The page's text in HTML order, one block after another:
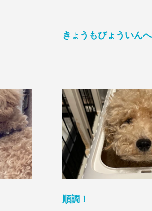
きょうもびょういんへ
順調！